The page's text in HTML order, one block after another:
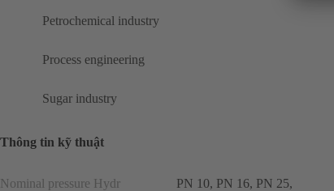
Petrochemical industry
Process engineering
Sugar industry
Thông tin kỹ thuật
Nominal pressure Hydr
PN 10, PN 16, PN 25,